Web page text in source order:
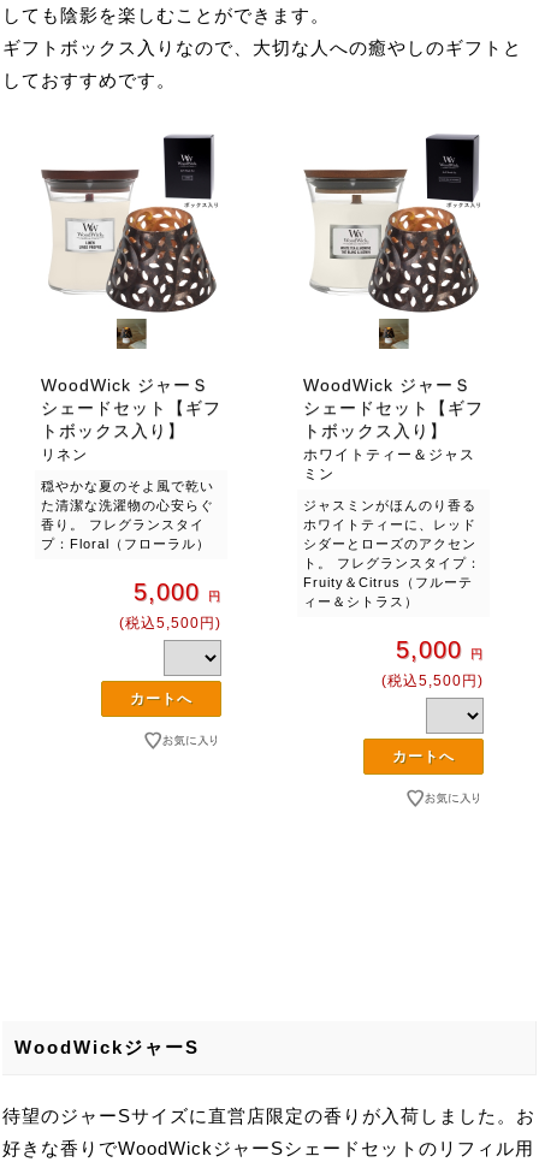
しても陰影を楽しむことができます。
ギフトボックス入りなので、大切な人への癒やしのギフトと
しておすすめです。
WoodWick ジャーＳ
シェードセット【ギフ
トボックス入り】
リネン
穏やかな夏のそよ風で乾い
た清潔な洗濯物の心安らぐ
香り。 フレグランスタイ
プ：Floral（フローラル）
5,000 円
(税込5,500円)
WoodWick ジャーＳ
シェードセット【ギフ
トボックス入り】
ホワイトティー＆ジャス
ミン
ジャスミンがほんのり香る
ホワイトティーに、レッド
シダーとローズのアクセン
ト。 フレグランスタイプ：
Fruity＆Citrus（フルーテ
ィー＆シトラス）
5,000 円
(税込5,500円)
WoodWickジャーS
待望のジャーSサイズに直営店限定の香りが入荷しました。お
好きな香りでWoodWickジャーSシェードセットのリフィル用